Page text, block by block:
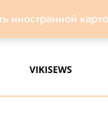
иностранной